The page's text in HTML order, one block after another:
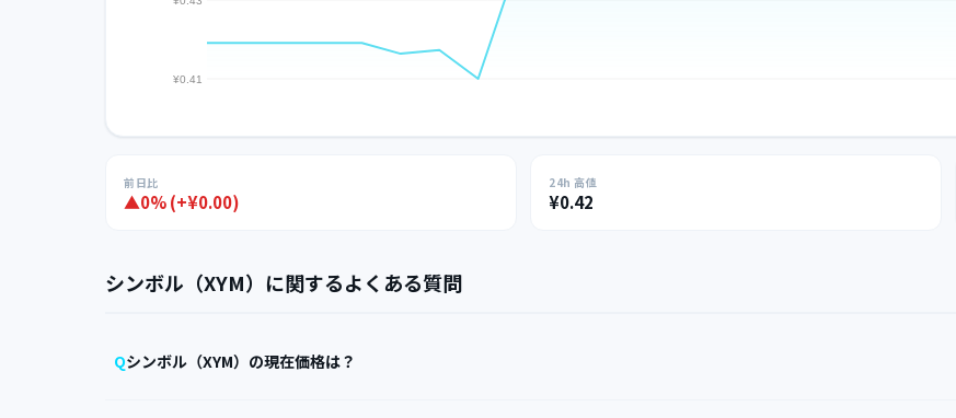
前日比
▲0% (+¥0.00)
24h 高値
¥0.42
シンボル（XYM）に関するよくある質問
シンボル（XYM）の現在価格は？